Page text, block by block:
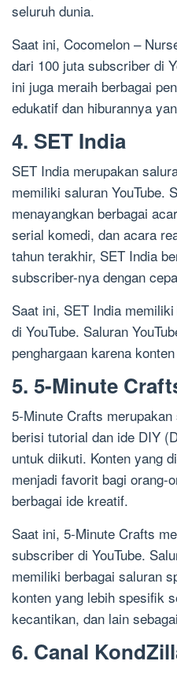
seluruh dunia.
Saat ini, Cocomelon –
dari 100 juta subscriber di
ini juga meraih berbagai
edukatif dan hiburannya
4. SET India
SET India merupakan
memiliki saluran YouTube.
menayangkan berbagai
serial komedi, dan acara
tahun terakhir, SET India
subscriber-nya dengan
Saat ini, SET India
di YouTube. Saluran
penghargaan karena
5. 5-Minute
5-Minute Crafts merupakan
berisi tutorial dan ide DIY
untuk diikuti. Konten yang
menjadi favorit bagi orang-
berbagai ide kreatif.
Saat ini, 5-Minute Crafts
subscriber di YouTube.
memiliki berbagai saluran
konten yang lebih spesifik
kecantikan, dan lain
6. Canal